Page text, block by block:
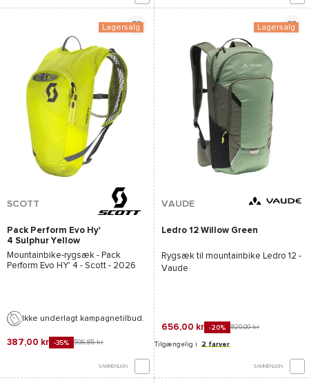
Lagersalg
SCOTT
Pack Perform Evo Hy'
4 Sulphur Yellow
Mountainbike-rygsæk - Pack
Perform Evo HY' 4 - Scott - 2026
Ikke underlagt kampagnetilbud.
387,00 kr -35% 596,85 kr
SAMMENLIGN
Lagersalg
VAUDE
Ledro 12 Willow Green
Rygsæk til mountainbike Ledro 12 -
Vaude
656,00 kr -20% 820,00 kr
Tilgængelig i 2 farver
SAMMENLIGN